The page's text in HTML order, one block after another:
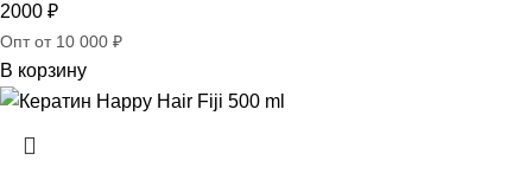
2000 ₽
Опт от 10 000 ₽
В корзину